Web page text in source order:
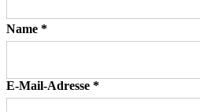
Name *
E-Mail-Adresse *